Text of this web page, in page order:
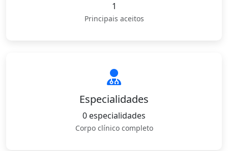
1
Principais aceitos
Especialidades
0 especialidades
Corpo clínico completo